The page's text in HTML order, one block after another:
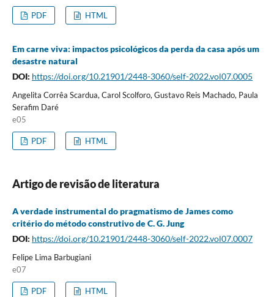
PDF HTML
Em carne viva: impactos psicológicos da perda da casa após um
desastre natural
DOI: https://doi.org/10.21901/2448-3060/self-2022.vol07.0005
Angelita Corrêa Scardua, Carol Scolforo, Gustavo Reis Machado, Paula
Serafim Daré
e05
PDF HTML
Artigo de revisão de literatura
A verdade instrumental do pragmatismo de James como
critério do método construtivo de C. G. Jung
DOI: https://doi.org/10.21901/2448-3060/self-2022.vol07.0007
Felipe Lima Barbugiani
e07
PDF HTML